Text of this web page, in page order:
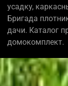
усадку,
Бригада
дачи. Каталог
домокомплект.